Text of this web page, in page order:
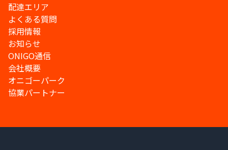
配達エリア
よくある質問
採用情報
お知らせ
ONIGO通信
会社概要
オニゴーパーク
協業パートナー